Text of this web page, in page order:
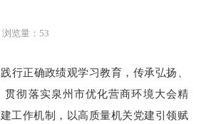
浏览量：53
正确政绩观学习教育，传承弘扬、
贯彻落实泉州市优化营商环境大会精
工作机制，以高质量机关党建引领赋